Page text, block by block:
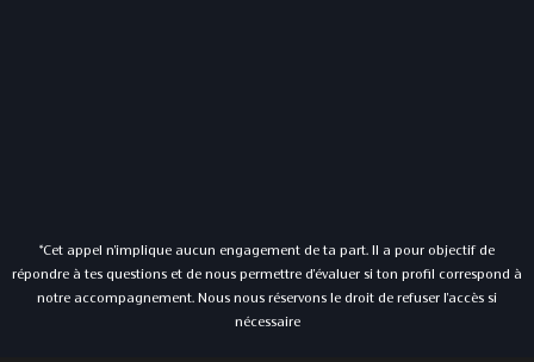
*Cet appel n'implique aucun engagement de ta part. Il a pour objectif de
répondre à tes questions et de nous permettre d'évaluer si ton profil correspond à
notre accompagnement. Nous nous réservons le droit de refuser l'accès si
nécessaire